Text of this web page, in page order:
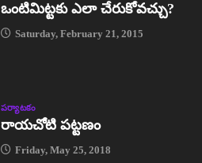
ఒంటిమిట్టకు ఎలా చేరుకోవచ్చు?
Saturday, February 21, 2015
పర్యాటకం
రాయచోటి పట్టణం
Friday, May 25, 2018